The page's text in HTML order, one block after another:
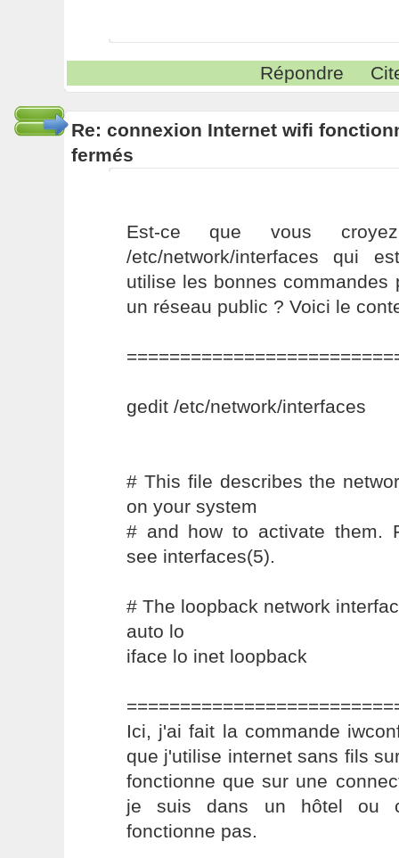
Répondre
Re: connexion Internet wifi
fermés
Est-ce que vous
/etc/network/interfaces qui
utilise les bonnes commandes
un réseau public ? Voici le
gedit /etc/network/interfaces
# This file describes the
on your system
# and how to activate them.
see interfaces(5).
# The loopback network
auto lo
iface lo inet loopback
Ici, j'ai fait la commande
que j'utilise internet sans fils
fonctionne que sur une
je suis dans un hôtel ou
fonctionne pas.